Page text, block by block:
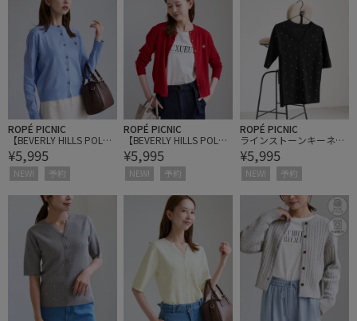
ROPÉ PICNIC
【BEVERLY HILLS POLO
CLUB別注】ベーシック
カーディガン
¥5,995
NEW! 予約
ROPÉ PICNIC
【BEVERLY HILLS POLO
CLUB別注】ベーシック
カーディガン
¥5,995
NEW! 予約
ROPÉ PICNIC
ラインストーンキーネッ
クカーディガン
¥5,995
NEW! 予約